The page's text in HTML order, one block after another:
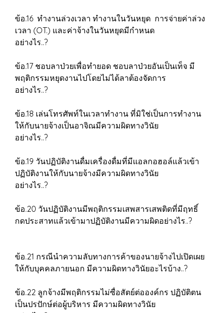
ข้อ.16 ทำงานล่วงเวลา ทำงานในวันหยุด การจ่ายค่าล่วง
เวลา (OT.) และค่าจ้างในวันหยุดมีกำหนด
อย่างไร..?
ข้อ.17 ชอบลาป่วยเพื่อทำยอด ชอบลาป่วยอันเป็นเท็จ มี
พฤติกรรมหยุดงานไปโดยไม่ได้ลาต้องจัดการ
อย่างไร..?
ข้อ.18 เล่นโทรศัพท์ในเวลาทำงาน ที่มิใช่เป็นการทำงาน
ให้กับนายจ้างเป็นอาจิณมีความผิดทางวินัย
อย่างไร..?
ข้อ.19 วันปฏิบัติงานดื่มเครื่องดื่มที่มีแอลกอฮอล์แล้วเข้า
ปฏิบัติงานให้กับนายจ้างมีความผิดทางวินัย
อย่างไร..?
ข้อ.20 วันปฏิบัติงานมีพฤติกรรมเสพสารเสพติดที่มีฤทธิ์
กดประสาทแล้วเข้ามาปฏิบัติงานมีความผิดอย่างไร..?
ข้อ.21 กรณีนำความลับทางการค้าของนายจ้างไปเปิดเผย
ให้กับบุคคลภายนอก มีความผิดทางวินัยอะไรบ้าง..?
ข้อ.22 ลูกจ้างมีพฤติกรรมไม่ซื่อสัตย์ต่อองค์กร ปฏิบัติตน
เป็นปรปักษ์ต่อผู้บริหาร มีความผิดทางวินัย